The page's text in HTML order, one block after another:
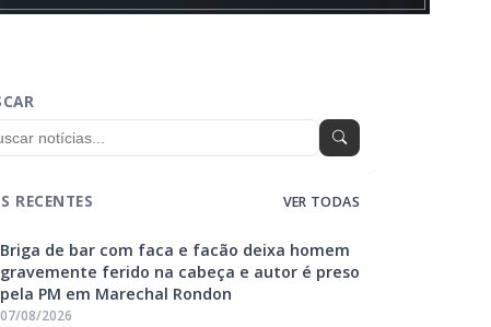
RECENTES VER TODAS
Briga de bar com faca e facão deixa homem
gravemente ferido na cabeça e autor é preso
pela PM em Marechal Rondon
07/08/2026